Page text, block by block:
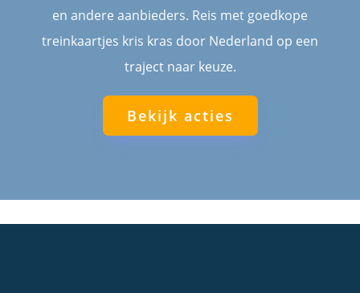
en andere aanbieders. Reis met goedkope
treinkaartjes kris kras door Nederland op een
traject naar keuze.
Bekijk acties